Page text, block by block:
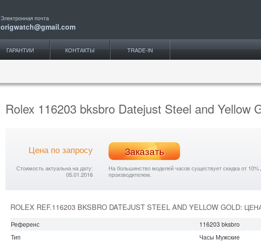
Электронная почта
origwatch@gmail.com
ГАРАНТИИ КОНТАКТЫ TRADE-IN
Rolex 116203 bksbro Datejust Steel and Yellow
Цена по запросу Заказать
Стоимость актуальна на дату:
05.01.2016
На большинство моделей часов существует скидка от
производителем.
ROLEX REF.116203 BKSBRO DATEJUST STEEL AND YELLOW GOLD:
Референс
116203 bksbro
Тип
Часы Мужские